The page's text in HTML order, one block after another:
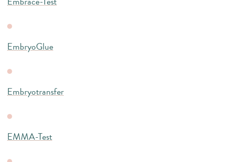
EmbryoGlue
Embryotransfer
EMMA-Test